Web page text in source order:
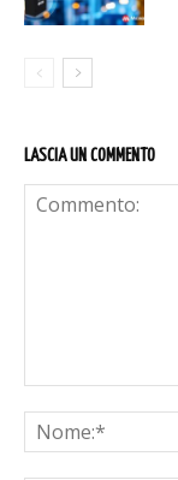
LASCIA UN COMMENTO